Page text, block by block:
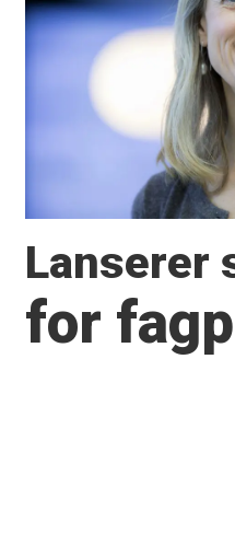
Lanserer
for